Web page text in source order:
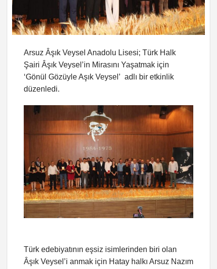
Arsuz Âşık Veysel Anadolu Lisesi; Türk Halk
Şairi Âşık Veysel’in Mirasını Yaşatmak için
‘Gönül Gözüyle Aşık Veysel’ adlı bir etkinlik
düzenledi.
Türk edebiyatının eşsiz isimlerinden biri olan
Âşık Veysel’i anmak için Hatay halkı Arsuz Nazım